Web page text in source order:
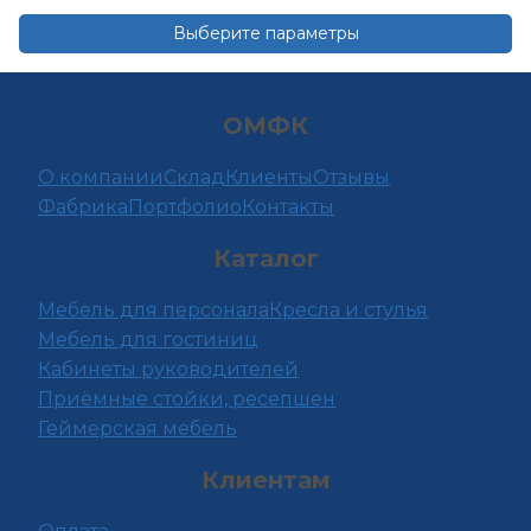
Опции
можно
товара.
Выберите параметры
Этот
вариаций.
Опции
на
странице
товара.
ОМФК
О компанииСкладКлиентыОтзывы
ФабрикаПортфолиоКонтакты
Каталог
Мебель для персоналаКресла и стулья
Мебель для гостиниц
Кабинеты руководителей
Приёмные стойки, ресепшен
Геймерская мебель
Клиентам